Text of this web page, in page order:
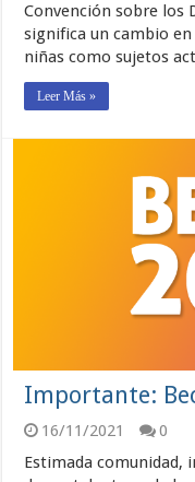
Convención sobre los
significa un cambio
niñas como sujetos
Leer Más »
Importante:
16/11/2021
0
Estimada comunidad,